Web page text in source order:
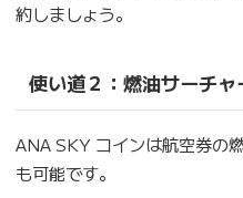
約しましょう。
使い道２：燃油サーチャ
ANA SKY コインは航空券の
も可能です。